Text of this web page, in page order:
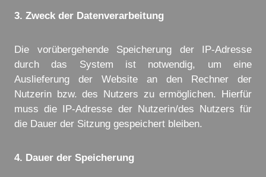
3. Zweck der Datenverarbeitung
Die vorübergehende Speicherung der IP-Adresse
durch das System ist notwendig, um eine
Auslieferung der Website an den Rechner der
Nutzerin bzw. des Nutzers zu ermöglichen. Hierfür
muss die IP-Adresse der Nutzerin/des Nutzers für
die Dauer der Sitzung gespeichert bleiben.
4. Dauer der Speicherung